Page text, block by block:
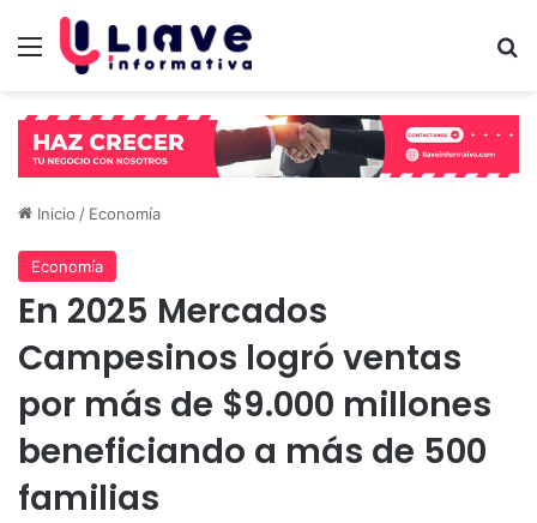
Menú
Inicio / Economía
Economía
En 2025 Mercados
Campesinos logró ventas
por más de $9.000 millones
beneficiando a más de 500
familias